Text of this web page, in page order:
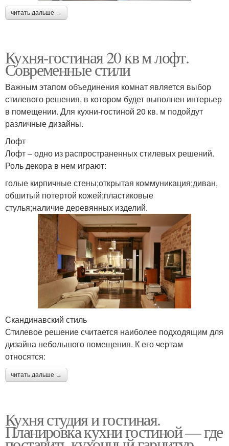
читать дальше →
Кухня-гостиная 20 кв м лофт.
Современные стили
Важным этапом объединения комнат является выбор
стилевого решения, в котором будет выполнен интерьер
в помещении. Для кухни-гостиной 20 кв. м подойдут
различные дизайны.
Лофт
Лофт – одно из распространенных стилевых решений.
Роль декора в нем играют:
голые кирпичные стены;открытая коммуникация;диван,
обшитый потертой кожей;пластиковые
стулья;наличие деревянных изделий.
Скандинавский стиль
Стилевое решение считается наиболее подходящим для
дизайна небольшого помещения. К его чертам
относятся:
читать дальше →
Кухня студия и гостиная.
Планировка кухни гостиной — где